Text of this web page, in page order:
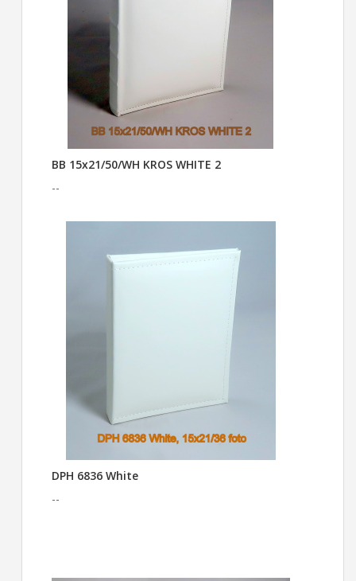
BB 15x21/50/WH KROS WHITE 2
--
DPH 6836 White
--